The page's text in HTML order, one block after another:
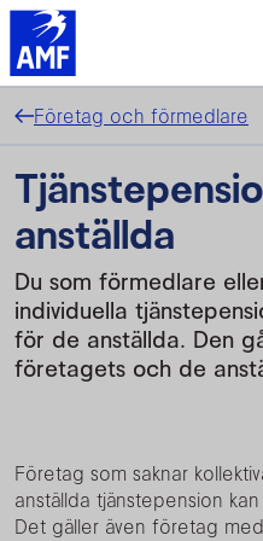
Företag och förmedlare
anställda
Du som förmedlare
individuella
för de anställda. Den
företagets och de
Företag som saknar
anställda tjänstepension
Det gäller även företag